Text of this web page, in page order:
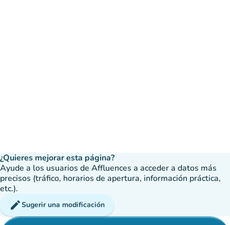
¿Quieres mejorar esta página?
Ayude a los usuarios de Affluences a acceder a datos más
precisos (tráfico, horarios de apertura, información práctica,
etc.).
editSugerir una modificación